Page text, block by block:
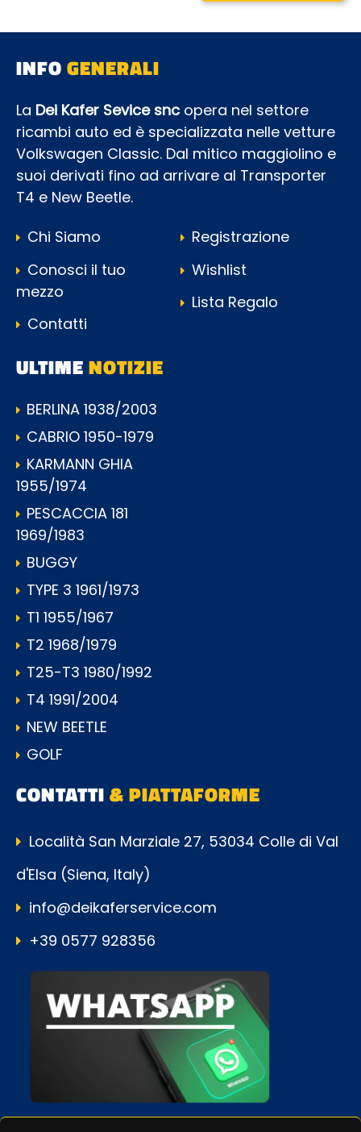
INFOGENERALI
La Dei Kafer Sevice snc opera nel settore
ricambi auto ed è specializzata nelle vetture
Volkswagen Classic. Dal mitico maggiolino e
suoi derivati fino ad arrivare al Transporter
T4 e New Beetle.
Chi Siamo
Conosci il tuo
mezzo
Contatti
Registrazione
Wishlist
Lista Regalo
ULTIMENOTIZIE
BERLINA 1938/2003
CABRIO 1950-1979
KARMANN GHIA
1955/1974
PESCACCIA 181
1969/1983
BUGGY
TYPE 3 1961/1973
T1 1955/1967
T2 1968/1979
T25-T3 1980/1992
T4 1991/2004
NEW BEETLE
GOLF
CONTATTI& PIATTAFORME
Località San Marziale 27, 53034 Colle di Val
d'Elsa (Siena, Italy)
info@deikaferservice.com
+39 0577 928356